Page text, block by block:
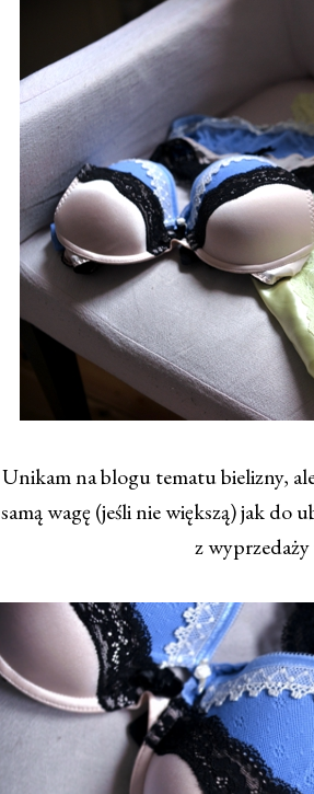
Unikam na blogu tematu bielizny,
samą wagę (jeśli nie większą) jak
z